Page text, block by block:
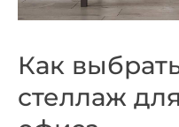
Как
стеллаж